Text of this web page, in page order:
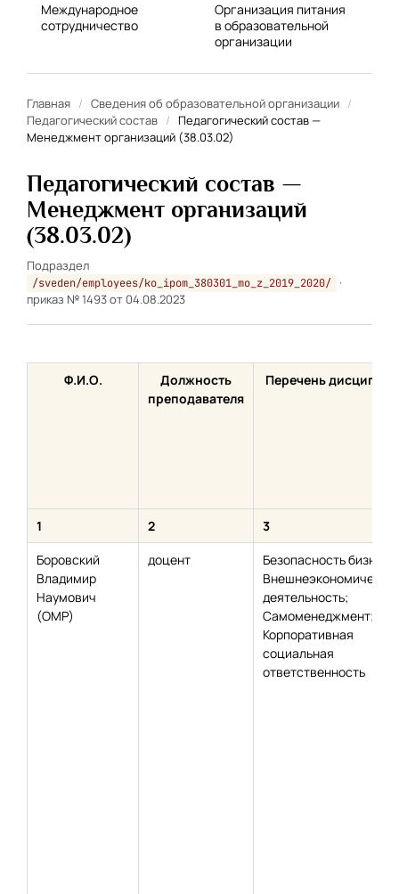
Международное
сотрудничество
Организация питания
в образовательной
организации
Главная / Сведения об образовательной организации /
Педагогический состав / Педагогический состав —
Менеджмент организаций (38.03.02)
Педагогический состав —
Менеджмент организаций
(38.03.02)
Подраздел
/sveden/employees/ko_ipom_380301_mo_z_2019_2020/
·
приказ № 1493 от 04.08.2023
Ф.И.О.
Должность
преподавателя
Перечень дисциплин
1 2
3
Боровский
Владимир
Наумович
(ОМР)
доцент
Безопасность
деятельность;
Самоменеджмент;
Корпоративная
социальная
ответственность